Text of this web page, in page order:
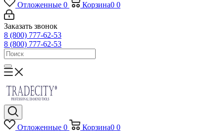
Отложенные 0 Корзина0 0
Заказать звонок
8 (800) 777-62-53
8 (800) 777-62-53
Отложенные 0 Корзина0 0